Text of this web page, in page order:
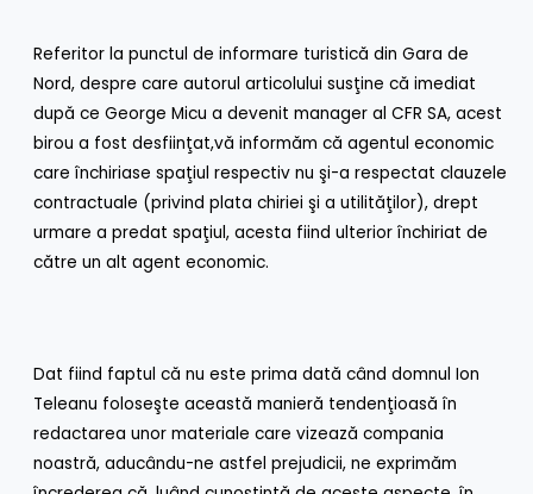
Referitor la punctul de informare turistică din Gara de
Nord, despre care autorul articolului susţine că imediat
după ce George Micu a devenit manager al CFR SA, acest
birou a fost desfiinţat,vă informăm că agentul economic
care închiriase spaţiul respectiv nu şi-a respectat clauzele
contractuale (privind plata chiriei şi a utilităţilor), drept
urmare a predat spaţiul, acesta fiind ulterior închiriat de
către un alt agent economic.
Dat fiind faptul că nu este prima dată când domnul Ion
Teleanu foloseşte această manieră tendenţioasă în
redactarea unor materiale care vizează compania
noastră, aducându-ne astfel prejudicii, ne exprimăm